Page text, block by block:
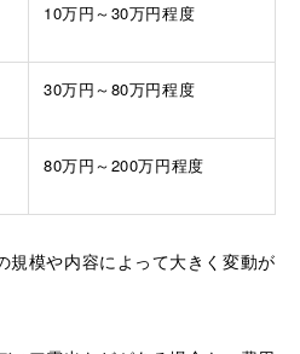
10万円～30万円程度
30万円～80万円程度
80万円～200万円程度
規模や内容によって大きく変動が